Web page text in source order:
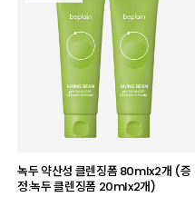
녹두 약산성 클렌징폼 80mlx2개 (증
정:녹두 클렌징폼 20mlx2개)